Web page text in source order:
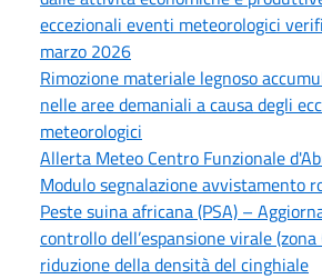
eccezionali eventi meteorologici
marzo 2026
Rimozione materiale legnoso
nelle aree demaniali a causa degli
meteorologici
Allerta Meteo Centro Funzionale
Modulo segnalazione avvistamento
Peste suina africana (PSA) –
controllo dell’espansione virale (zona
riduzione della densità del cinghiale